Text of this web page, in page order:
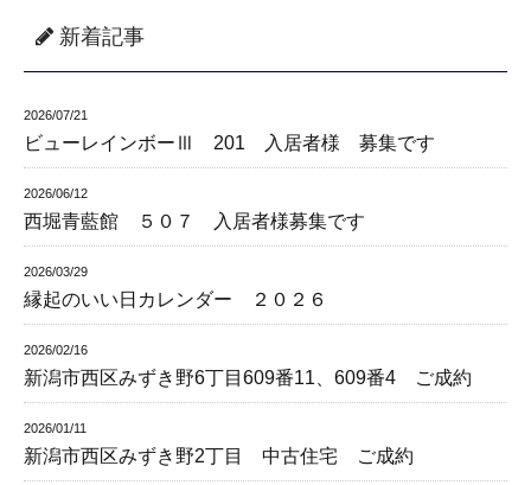
新着記事
2026/07/21
ビューレインボーⅢ 201 入居者様 募集です
2026/06/12
西堀青藍館 ５０７ 入居者様募集です
2026/03/29
縁起のいい日カレンダー ２０２６
2026/02/16
新潟市西区みずき野6丁目609番11、609番4 ご成約
2026/01/11
新潟市西区みずき野2丁目 中古住宅 ご成約